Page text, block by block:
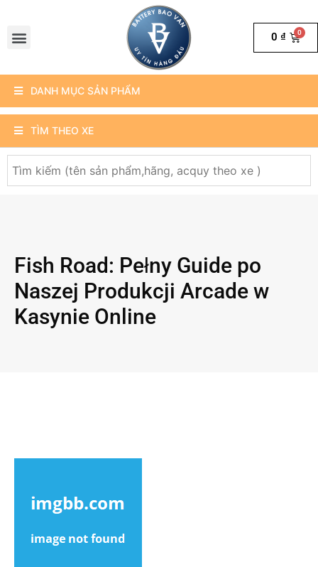
0 ₫
DANH MỤC SẢN PHẨM
TÌM THEO XE
Fish Road: Pełny Guide po
Naszej Produkcji Arcade w
Kasynie Online